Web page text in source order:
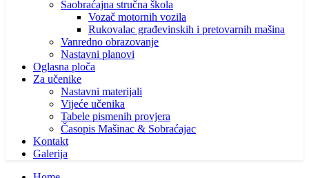
Saobraćajna stručna škola
Vozač motornih vozila
Rukovalac građevinskih i pretovarnih mašina
Vanredno obrazovanje
Nastavni planovi
Oglasna ploča
Za učenike
Nastavni materijali
Vijeće učenika
Tabele pismenih provjera
Časopis Mašinac & Sobraćajac
Kontakt
Galerija